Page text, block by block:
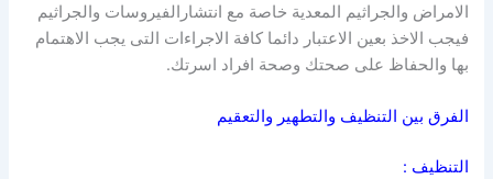
الامراض والجراثيم المعدية خاصة مع انتشارالفيروسات والجراثيم
فيجب الاخذ بعين الاعتبار دائما كافة الاجراءات التى يجب الاهتمام
بها والحفاظ على صحتك وصحة افراد اسرتك.
الفرق بين التنظيف والتطهير والتعقيم
التنظيف :